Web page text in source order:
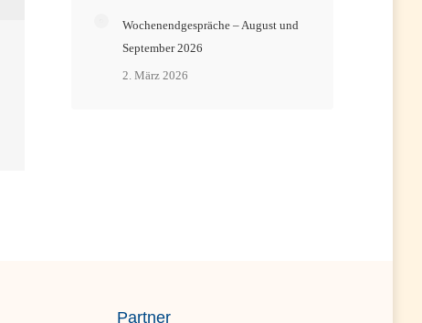
Wochenendgespräche – August und
September 2026
2. März 2026
Partner